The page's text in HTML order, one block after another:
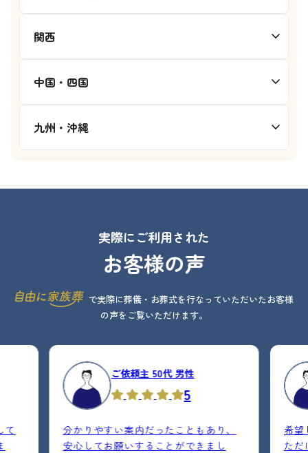
関西
中国・四国
九州・沖縄
実際にご利用された
お客様の声
で実際に葬儀・お葬式を行なっていただいたお客様
の声をご覧いただけます。
て
ご依頼主 50代 男性
5
分かりやすい案内だったこともあり、
安心してお願いすることができまし
希望
ただ